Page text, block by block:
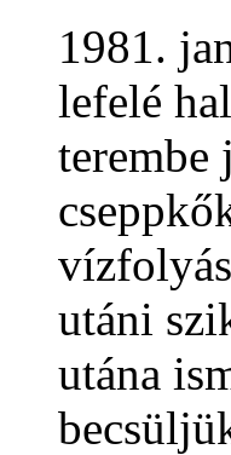
1981.
lefelé
terembe
utáni
utána